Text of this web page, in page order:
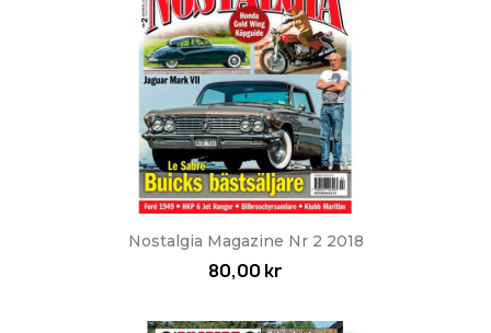
Nostalgia Magazine Nr 2 2018
80,00 kr